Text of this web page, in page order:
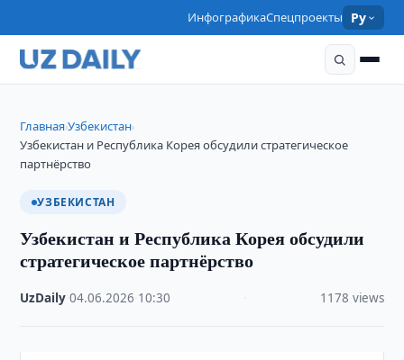
ИнфографикаСпецпроекты Ру
Главная›Узбекистан›
Узбекистан и Республика Корея обсудили стратегическое
партнёрство
УЗБЕКИСТАН
Узбекистан и Республика Корея обсудили
стратегическое партнёрство
UzDaily ·04.06.2026 10:30 1178 views